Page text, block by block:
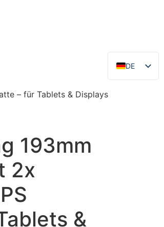
DE
EN
– für Tablets & Displays
193mm
2x
&